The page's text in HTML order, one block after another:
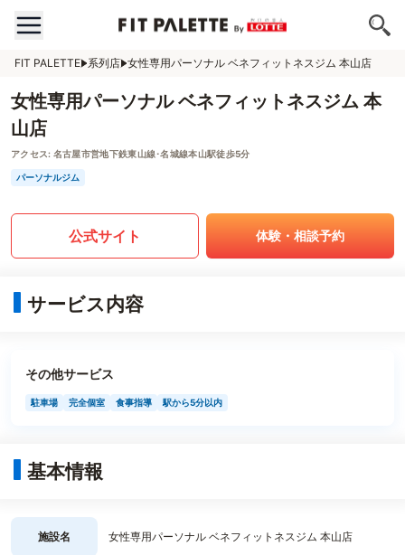
FIT PALETTE 系列店 女性専用パーソナル ベネフィットネスジム 本山店
女性専用パーソナル ベネフィットネスジム 本
山店
アクセス: 名古屋市営地下鉄東山線･名城線本山駅徒歩5分
パーソナルジム
公式サイト 体験・相談予約
サービス内容
その他サービス
駐車場 完全個室 食事指導 駅から5分以内
基本情報
施設名 女性専用パーソナル ベネフィットネスジム 本山店